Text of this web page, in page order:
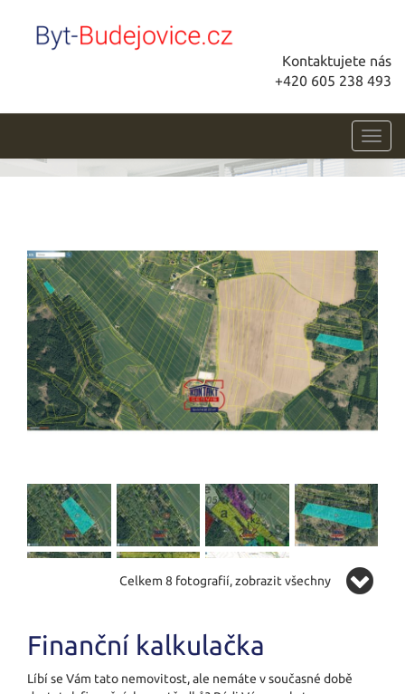
Kontaktujete nás
+420 605 238 493
Celkem 8 fotografií, zobrazit všechny
Finanční kalkulačka
Líbí se Vám tato nemovitost, ale nemáte v současné době